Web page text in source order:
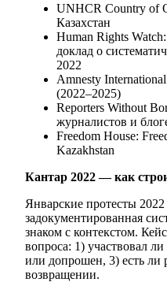
UNHCR Country of
Казахстан
Human Rights
доклад о
2022
Amnesty
(2022–2025)
Reporters Without
журналистов и
Freedom House:
Kazakhstan
Кантар 2022 — как
Январские протесты
задокументированная
знаком с контекстом.
вопроса: 1) участвовал
или допрошен, 3) есть ли
возвращении.